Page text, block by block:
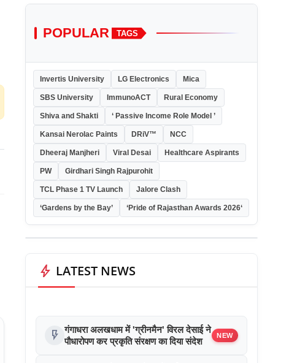
POPULAR TAGS
Invertis University LG Electronics Mica
SBS University ImmunoACT Rural Economy
Shiva and Shakti ‘ Passive Income Role Model ’
Kansai Nerolac Paints DRiV™ NCC
Dheeraj Manjheri Viral Desai Healthcare Aspirants
PW Girdhari Singh Rajpurohit
TCL Phase 1 TV Launch Jalore Clash
‘Gardens by the Bay’ ‘Pride of Rajasthan Awards 2026‘
bolt LATEST NEWS
flash_on गंगाधरा अलखधाम में 'ग्रीनमैन' विरल देसाई ने
पौधारोपण कर प्रकृति संरक्षण का दिया संदेश
NEW